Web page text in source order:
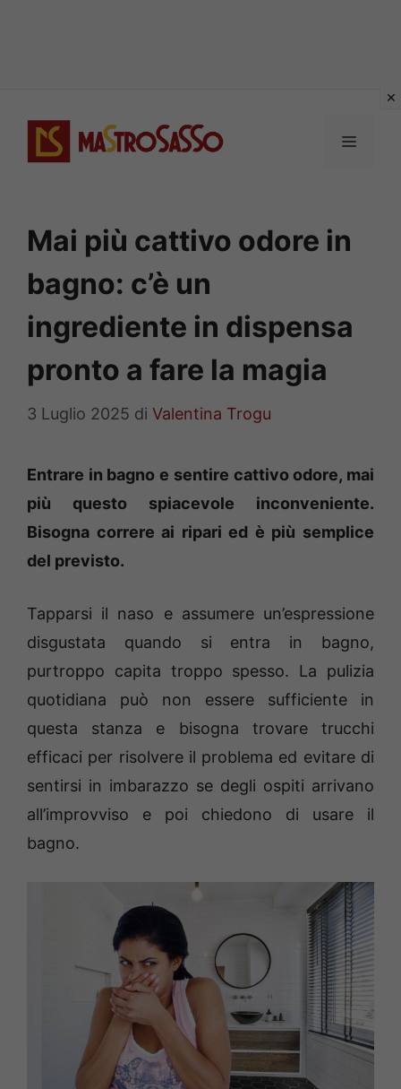
contenuto
MENU
Mai più cattivo odore in
bagno: c’è un
ingrediente in dispensa
pronto a fare la magia
3 Luglio 2025 di Valentina Trogu
Entrare in bagno e sentire cattivo odore, mai
più questo spiacevole inconveniente.
Bisogna correre ai ripari ed è più semplice
del previsto.
Tapparsi il naso e assumere un’espressione
disgustata quando si entra in bagno,
purtroppo capita troppo spesso. La pulizia
quotidiana può non essere sufficiente in
questa stanza e bisogna trovare trucchi
efficaci per risolvere il problema ed evitare di
sentirsi in imbarazzo se degli ospiti arrivano
all’improvviso e poi chiedono di usare il
bagno.